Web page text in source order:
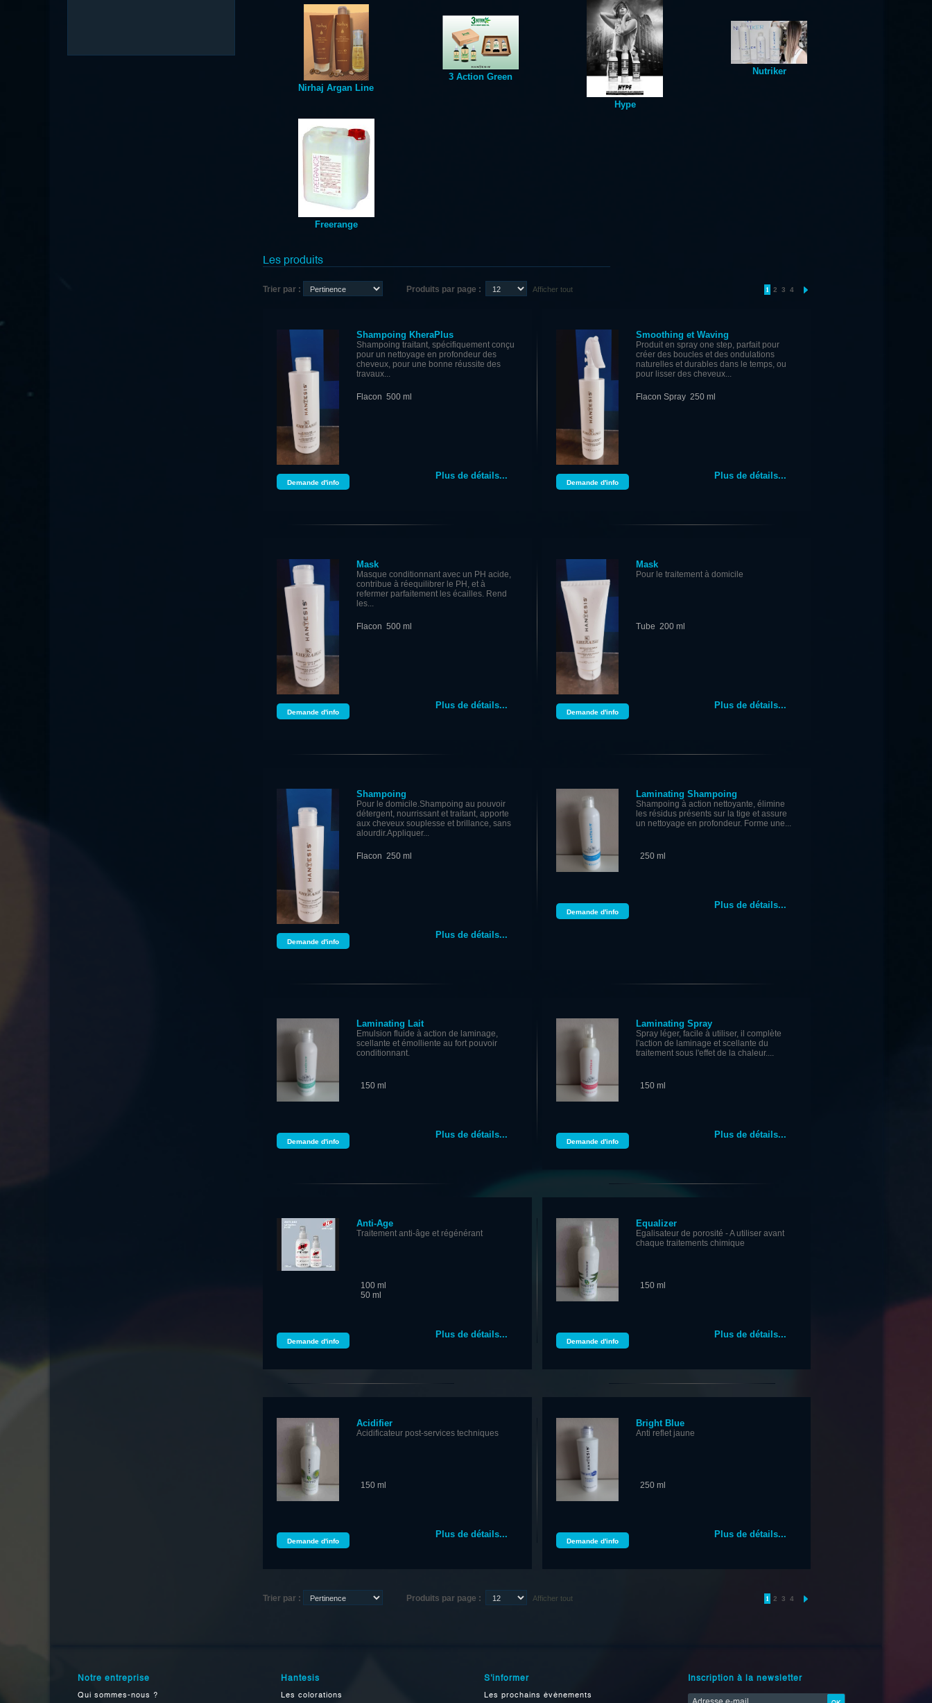
Nirhaj Argan Line
3 Action Green
Hype
Nutriker
Freerange
Les produits
Trier par : Produits par page : Afficher tout 1 2 3 4
Shampoing KheraPlus
Shampoing traitant, spécifiquement conçu
pour un nettoyage en profondeur des
cheveux, pour une bonne réussite des
travaux...
Flacon 500 ml
Demande d'info
Plus de détails...
Smoothing et Waving
Produit en spray one step, parfait pour
créer des boucles et des ondulations
naturelles et durables dans le temps, ou
pour lisser des cheveux...
Flacon Spray 250 ml
Demande d'info
Plus de détails...
Mask
Masque conditionnant avec un PH acide,
contribue à réequilibrer le PH, et à
refermer parfaitement les écailles. Rend
les...
Flacon 500 ml
Demande d'info
Plus de détails...
Mask
Pour le traitement à domicile
Tube 200 ml
Demande d'info
Plus de détails...
Shampoing
Pour le domicile.Shampoing au pouvoir
détergent, nourrissant et traitant, apporte
aux cheveux souplesse et brillance, sans
alourdir.Appliquer...
Flacon 250 ml
Demande d'info
Plus de détails...
Laminating Shampoing
Shampoing à action nettoyante, élimine
les résidus présents sur la tige et assure
un nettoyage en profondeur. Forme une...
250 ml
Demande d'info
Plus de détails...
Laminating Lait
Emulsion fluide à action de laminage,
scellante et émolliente au fort pouvoir
conditionnant.
150 ml
Demande d'info
Plus de détails...
Laminating Spray
Spray léger, facile à utiliser, il complète
l'action de laminage et scellante du
traitement sous l'effet de la chaleur....
150 ml
Demande d'info
Plus de détails...
Anti-Age
Traitement anti-âge et régénérant
100 ml
50 ml
Demande d'info
Plus de détails...
Equalizer
Egalisateur de porosité - A utiliser avant
chaque traitements chimique
150 ml
Demande d'info
Plus de détails...
Acidifier
Acidificateur post-services techniques
150 ml
Demande d'info
Plus de détails...
Bright Blue
Anti reflet jaune
250 ml
Demande d'info
Plus de détails...
Trier par : Produits par page : Afficher tout 1 2 3 4
Notre entreprise
Qui sommes-nous ?
Hantesis
Les colorations
S'informer
Les prochains événements
Inscription à la newsletter